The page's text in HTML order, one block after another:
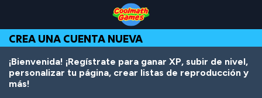
Top
of
Page
Navigation
Main
Content
Footer
contenido
principal
CREA UNA CUENTA NUEVA
¡Bienvenida! ¡Regístrate para ganar XP, subir de nivel,
personalizar tu página, crear listas de reproducción y
más!